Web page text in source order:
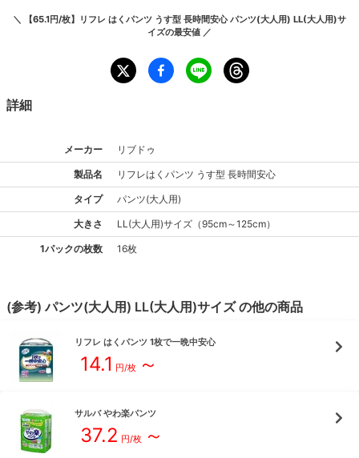
＼
【65.1円/枚】リフレ はくパンツ うす型 長時間安心 パンツ(大人用) LL(大人用)サ
イズの最安値 ／
詳細
メーカー リブドゥ
製品名 リフレはくパンツ うす型 長時間安心
タイプ パンツ(大人用)
大きさ LL(大人用)サイズ （95cm～125cm）
1パックの枚数 16枚
(参考)パンツ(大人用) LL(大人用)サイズの他の商品
リフレ はくパンツ 1枚で一晩中安心
14.1 円/枚 ～
サルバ やわ楽パンツ
37.2 円/枚 ～